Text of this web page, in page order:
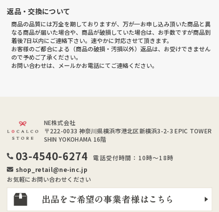
返品・交換について
商品の品質には万全を期しておりますが、万が一お申し込み頂いた商品と異
なる商品が届いた場合や、商品が破損していた場合は、お手数ですが商品到
着後7日以内にご連絡下さい。速やかに対応させて頂きます。
お客様のご都合による（商品の破損・汚損以外）返品は、お受けできません
ので予めご了承ください。
お問い合わせは、メールかお電話にてご連絡ください。
NE株式会社
〒222-0033 神奈川県横浜市港北区新横浜3-2-3 EPIC TOWER
SHIN YOKOHAMA 16階
03-4540-6274
電話受付時間：10時～18時
shop_retail@ne-inc.jp
お気軽にお問い合わせください